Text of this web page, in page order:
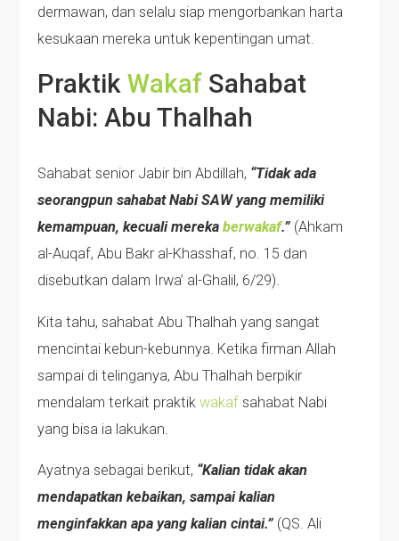
dermawan, dan selalu siap mengorbankan harta
kesukaan mereka untuk kepentingan umat.
PraktikWakaf Sahabat
Nabi: Abu Thalhah
Sahabat senior Jabir bin Abdillah, “Tidak ada
seorangpun sahabat Nabi SAW yang memiliki
kemampuan, kecuali merekaberwakaf.” (Ahkam
al-Auqaf, Abu Bakr al-Khasshaf, no. 15 dan
disebutkan dalam Irwa’ al-Ghalil, 6/29).
Kita tahu, sahabat Abu Thalhah yang sangat
mencintai kebun-kebunnya. Ketika firman Allah
sampai di telinganya, Abu Thalhah berpikir
mendalam terkait praktikwakaf sahabat Nabi
yang bisa ia lakukan.
Ayatnya sebagai berikut, “Kalian tidak akan
mendapatkan kebaikan, sampai kalian
menginfakkan apa yang kalian cintai.” (QS. Ali